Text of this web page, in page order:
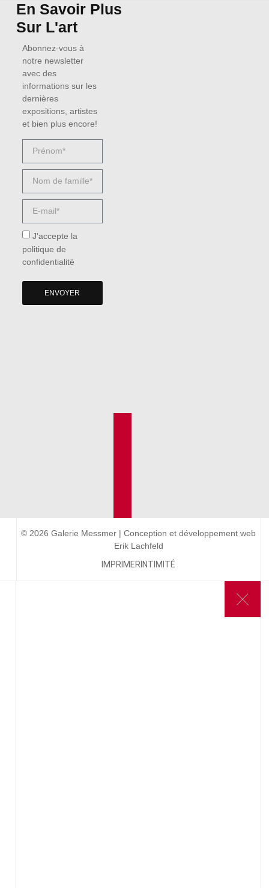
En Savoir Plus
Sur L'art
Abonnez-vous à
notre newsletter
avec des
informations sur les
dernières
expositions, artistes
et bien plus encore!
J'accepte la
politique de
confidentialité
ENVOYER
© 2026 Galerie Messmer | Conception et développement web
Erik Lachfeld
IMPRIMER INTIMITÉ